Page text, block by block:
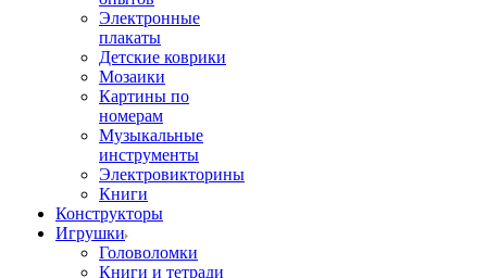
Электронные
плакаты
Детские коврики
Мозаики
Картины по
номерам
Музыкальные
инструменты
Электровикторины
Книги
Конструкторы
Игрушки
Головоломки
Книги и тетради